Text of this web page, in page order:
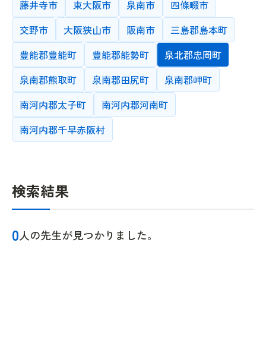
藤井寺市
東大阪市 泉南市
四條畷市
交野市
大阪狭山市 阪南市
三島郡島本町
豊能郡豊能町
豊能郡能勢町
泉北郡忠岡町
泉南郡熊取町
泉南郡田尻町
泉南郡岬町
南河内郡太子町
南河内郡河南町
南河内郡千早赤阪村
検索結果
0人の先生が見つかりました。